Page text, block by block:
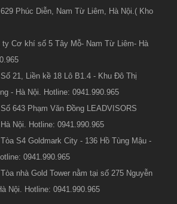
Phúc Diễn, Nam Từ Liêm, Hà Nội.( Kho
ty Cơ khí số 5 Tây Mỗ- Nam Từ Liêm- Hà
21, Liền kề 18 Lô B1.4 - Khu Đô Thị
- Hà Nội. Hotline: 0941.990.965
643 Phạm Văn Đồng LEADVISORS
Nội. Hotline: 0941.990.965
S4 Goldmark City - 136 Hồ Tùng Mậu -
0941.990.965
nhà Gold Tower nằm tại số 275 Nguyễn
Nội. Hotline: 0941.990.965